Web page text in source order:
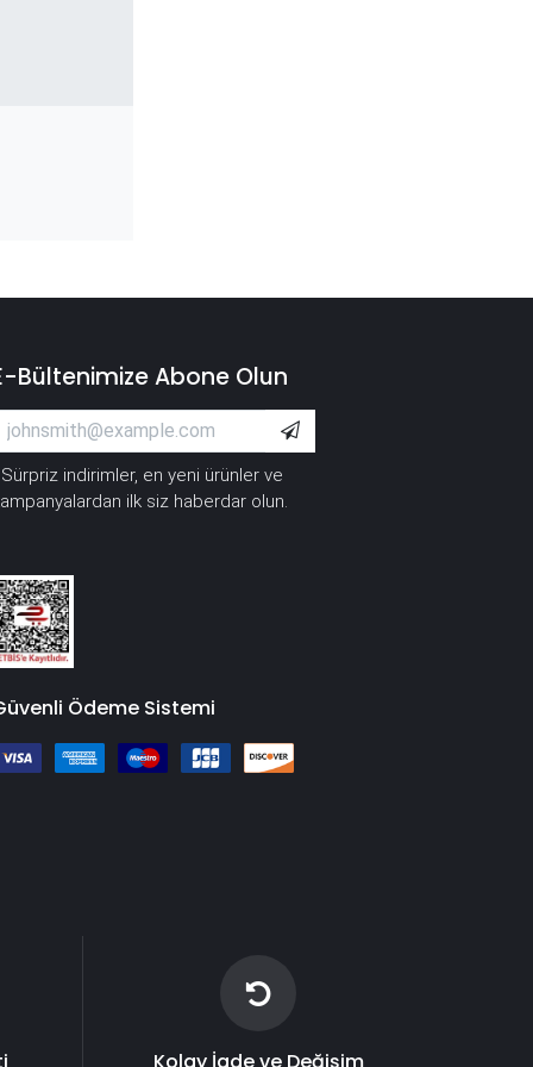
Bültenimize Abone Olun
Sürpriz indirimler, en yeni ürünler ve
ilk siz haberdar olun.
Ödeme Sistemi